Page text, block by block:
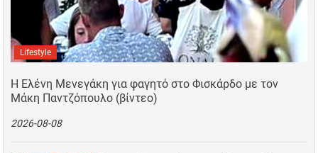
Lifestyle
Η Ελένη Μενεγάκη για φαγητό στο Φισκάρδο με τον
Μάκη Παντζόπουλο (βίντεο)
2026-08-08